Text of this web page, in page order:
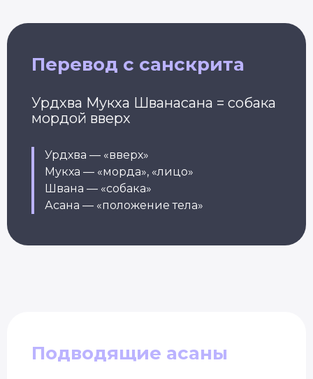
Перевод с санскрита
Урдхва Мукха Шванасана = собака
мордой вверх
Урдхва — «вверх»
Мукха — «морда», «лицо»
Швана — «собака»
Асана — «положение тела»
Подводящие асаны